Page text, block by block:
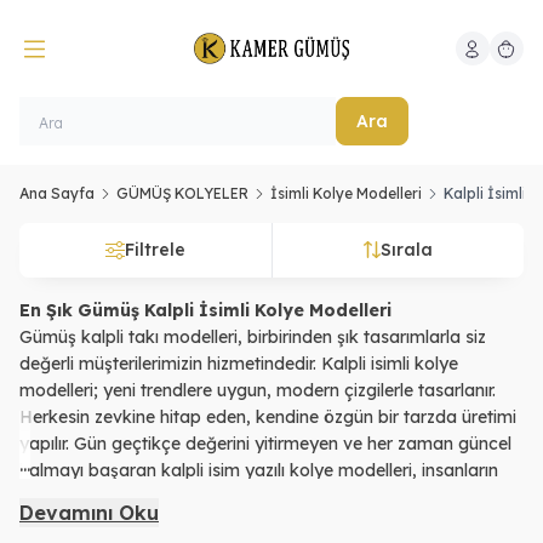
Ara
Hesabım
Ana Sayfa GÜMÜŞ KOLYELER İsimli Kolye Modelleri Kalpli İsimli
Filtrele Sırala
En Şık Gümüş Kalpli İsimli Kolye Modelleri
Gümüş kalpli takı modelleri, birbirinden şık tasarımlarla siz
değerli müşterilerimizin hizmetindedir. Kalpli isimli kolye
modelleri; yeni trendlere uygun, modern çizgilerle tasarlanır.
Herkesin zevkine hitap eden, kendine özgün bir tarzda üretimi
yapılır. Gün geçtikçe değerini yitirmeyen ve her zaman güncel
kalmayı başaran kalpli isim yazılı kolye modelleri, insanların
birçok kalp figürlü isimli kolye tasarımını sitemizde kolaylıkla
...
Devamını Oku